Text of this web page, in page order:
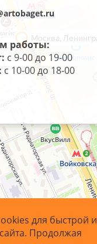
работы:
с 9-00 до 19-00
с 10-00 до 18-00
для быстрой и
Продолжая